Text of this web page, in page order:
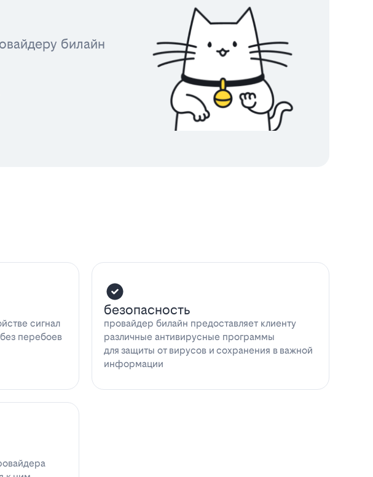
билайн
сигнал
перебоев
безопасность
провайдер билайн предоставляет клиенту
различные антивирусные программы
для защиты от вирусов и сохранения в важной
информации